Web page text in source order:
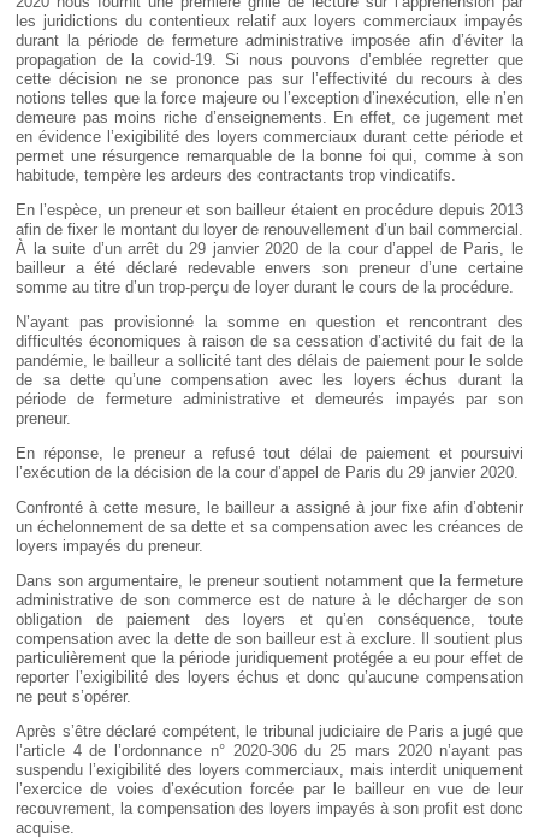
les juridictions du contentieux relatif aux loyers commerciaux impayés
durant la période de fermeture administrative imposée afin d’éviter la
propagation de la covid-19. Si nous pouvons d’emblée regretter que
cette décision ne se prononce pas sur l’effectivité du recours à des
notions telles que la force majeure ou l’exception d’inexécution, elle n’en
demeure pas moins riche d’enseignements. En effet, ce jugement met
en évidence l’exigibilité des loyers commerciaux durant cette période et
permet une résurgence remarquable de la bonne foi qui, comme à son
habitude, tempère les ardeurs des contractants trop vindicatifs.
En l’espèce, un preneur et son bailleur étaient en procédure depuis 2013
afin de fixer le montant du loyer de renouvellement d’un bail commercial.
À la suite d’un arrêt du 29 janvier 2020 de la cour d’appel de Paris, le
bailleur a été déclaré redevable envers son preneur d’une certaine
somme au titre d’un trop-perçu de loyer durant le cours de la procédure.
N’ayant pas provisionné la somme en question et rencontrant des
difficultés économiques à raison de sa cessation d’activité du fait de la
pandémie, le bailleur a sollicité tant des délais de paiement pour le solde
de sa dette qu’une compensation avec les loyers échus durant la
période de fermeture administrative et demeurés impayés par son
preneur.
En réponse, le preneur a refusé tout délai de paiement et poursuivi
l’exécution de la décision de la cour d’appel de Paris du 29 janvier 2020.
Confronté à cette mesure, le bailleur a assigné à jour fixe afin d’obtenir
un échelonnement de sa dette et sa compensation avec les créances de
loyers impayés du preneur.
Dans son argumentaire, le preneur soutient notamment que la fermeture
administrative de son commerce est de nature à le décharger de son
obligation de paiement des loyers et qu’en conséquence, toute
compensation avec la dette de son bailleur est à exclure. Il soutient plus
particulièrement que la période juridiquement protégée a eu pour effet de
reporter l’exigibilité des loyers échus et donc qu’aucune compensation
ne peut s’opérer.
Après s’être déclaré compétent, le tribunal judiciaire de Paris a jugé que
l’article 4 de l’ordonnance n° 2020-306 du 25 mars 2020 n’ayant pas
suspendu l’exigibilité des loyers commerciaux, mais interdit uniquement
l’exercice de voies d’exécution forcée par le bailleur en vue de leur
recouvrement, la compensation des loyers impayés à son profit est donc
acquise.